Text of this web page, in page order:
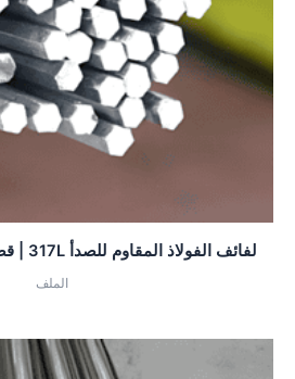
لفائف الفولاذ المقاوم للصدأ 317L | قضبان | قضبان مستديرة
الملف